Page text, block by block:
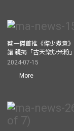
蔡一傑首推《傑少煮意
譜 親揭「古天樂炒米粉
2024-07-15
More